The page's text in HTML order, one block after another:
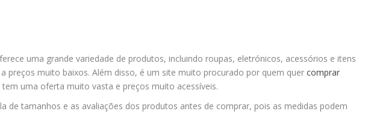
uma grande variedade de produtos, incluindo roupas, eletrónicos, acessórios e itens
preços muito baixos. Além disso, é um site muito procurado por quem quercomprar
tem uma oferta muito vasta e preços muito acessíveis.
de tamanhos e as avaliações dos produtos antes de comprar, pois as medidas podem